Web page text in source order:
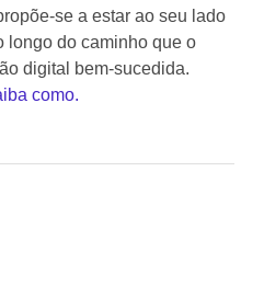
se a estar ao seu lado
longo do caminho que o
digital bem-sucedida.
como.